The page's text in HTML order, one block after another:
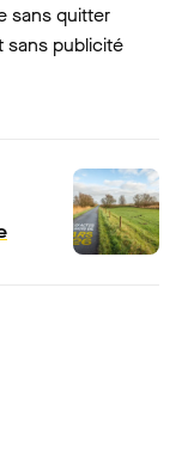
sans quitter
sans publicité